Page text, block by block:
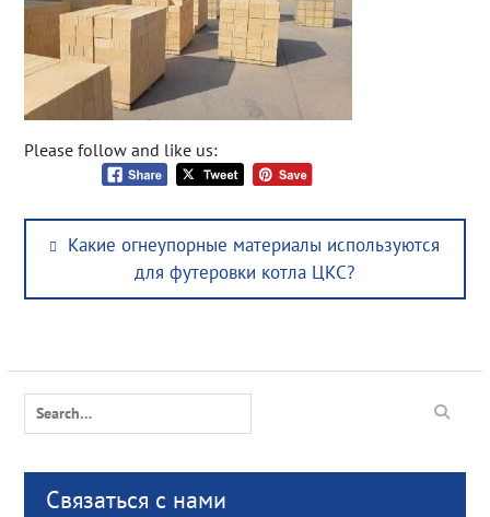
Please follow and like us:
Post
navigation
Previous
Какие огнеупорные материалы используются
для футеровки котла ЦКС?
Search
Связаться с нами